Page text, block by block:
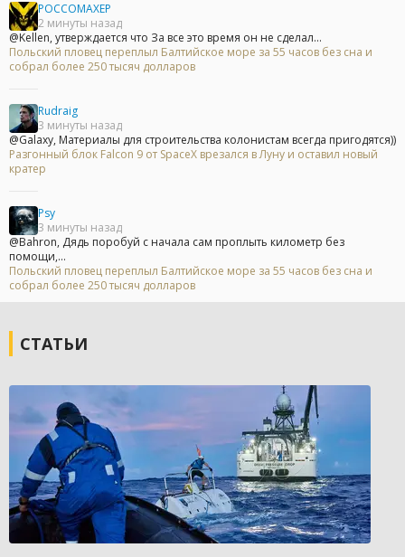
POCCOMAXEP
2 минуты назад
@Kellen, утверждается что За все это время он не сделал...
Польский пловец переплыл Балтийское море за 55 часов без сна и
собрал более 250 тысяч долларов
Rudraig
3 минуты назад
@Galaxy, Материалы для строительства колонистам всегда пригодятся))
Разгонный блок Falcon 9 от SpaceX врезался в Луну и оставил новый
кратер
Psy
3 минуты назад
@Bahron, Дядь поробуй с начала сам проплыть километр без
помощи,...
Польский пловец переплыл Балтийское море за 55 часов без сна и
собрал более 250 тысяч долларов
СТАТЬИ